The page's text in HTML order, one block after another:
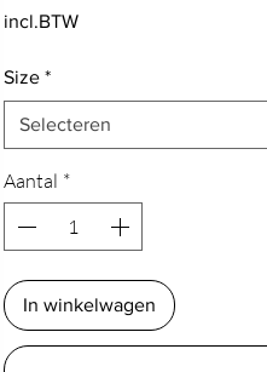
incl.BTW
Size *
Selecteren
Aantal *
In winkelwagen